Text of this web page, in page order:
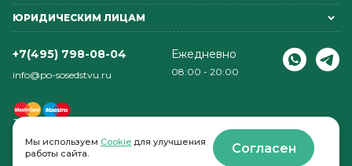
ЮРИДИЧЕСКИМ ЛИЦАМ
+7(495) 798-08-04
info@po-sosedstvu.ru
Ежедневно
08:00 - 20:00
© 2022-2026 . По соседству
Мы используем Cookie для улучшения
работы сайта.
Согласен